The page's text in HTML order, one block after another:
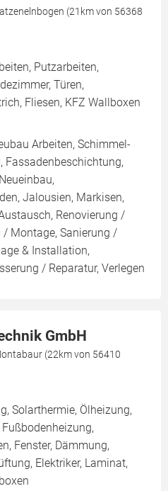
(21km von 56368
Putzarbeiten,
Türen,
Fliesen, KFZ Wallboxen
Arbeiten, Schimmel-
Fassadenbeschichtung,
Jalousien, Markisen,
Renovierung /
/ Montage, Sanierung /
& Installation,
/ Reparatur, Verlegen
GmbH
(22km von 56410
Solarthermie, Ölheizung,
Fenster, Dämmung,
Elektriker, Laminat,